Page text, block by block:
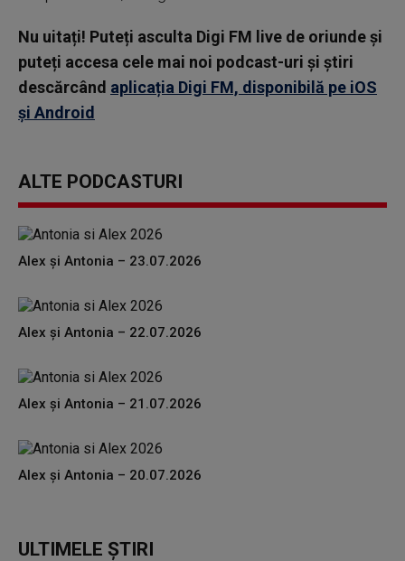
Nu uitați! Puteți asculta Digi FM live de oriunde și
puteți accesa cele mai noi podcast-uri și știri
descărcând aplicația Digi FM, disponibilă pe iOS
și Android
ALTE PODCASTURI
Alex și Antonia – 23.07.2026
Alex și Antonia – 22.07.2026
Alex și Antonia – 21.07.2026
Alex și Antonia – 20.07.2026
ULTIMELE ȘTIRI